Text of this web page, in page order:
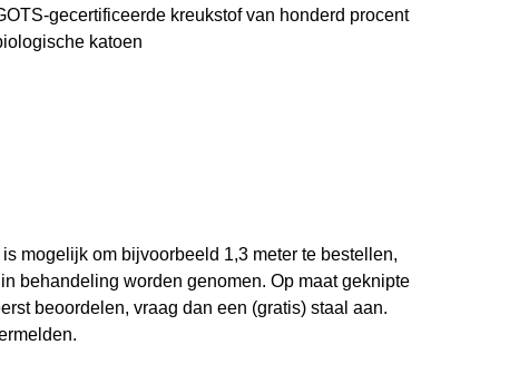
gecertificeerde kreukstof van honderd procent
katoen
mogelijk om bijvoorbeeld 1,3 meter te bestellen,
behandeling worden genomen. Op maat geknipte
beoordelen, vraag dan een (gratis) staal aan.